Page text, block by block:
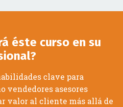
éste curso en su
clave para
vendedores asesores
valor al cliente más allá de